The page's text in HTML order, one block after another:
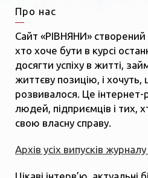
Про нас
Сайт «РІВНЯНИ» створений
хто хоче бути в курсі
досягти успіху в житті,
життєву позицію, і
розвивалося. Це інтернет-
людей, підприємців і тих,
свою власну справу.
Архів усіх випусків